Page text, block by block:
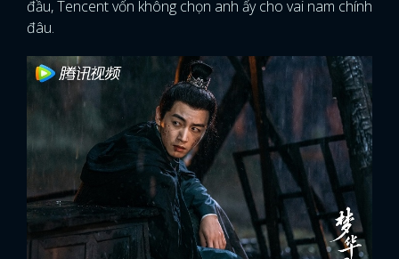
đầu, Tencent vốn không chọn anh ấy cho vai nam chính
đâu.